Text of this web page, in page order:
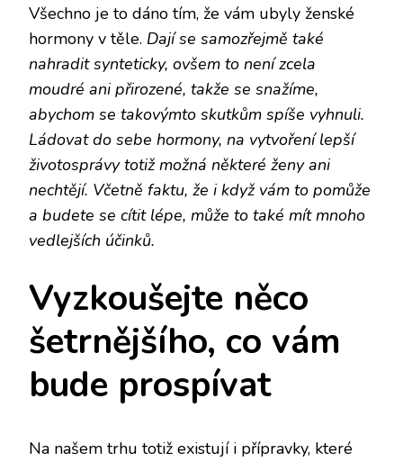
Všechno je to dáno tím, že vám ubyly ženské
hormony v těle. Dají se samozřejmě také
nahradit synteticky, ovšem to není zcela
moudré ani přirozené, takže se snažíme,
abychom se takovýmto skutkům spíše vyhnuli.
Ládovat do sebe hormony, na vytvoření lepší
životosprávy totiž možná některé ženy ani
nechtějí. Včetně faktu, že i když vám to pomůže
a budete se cítit lépe, může to také mít mnoho
vedlejších účinků.
Vyzkoušejte něco
šetrnějšího, co vám
bude prospívat
Na našem trhu totiž existují i přípravky, které